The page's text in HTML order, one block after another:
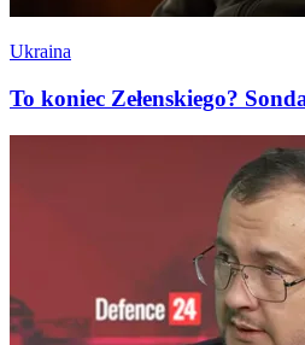
Ukraina
To koniec Zełenskiego?